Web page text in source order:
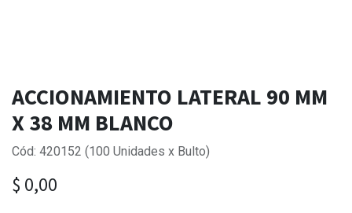
ACCIONAMIENTO LATERAL 90 MM
X 38 MM BLANCO
Cód: 420152 (100 Unidades x Bulto)
$ 0,00